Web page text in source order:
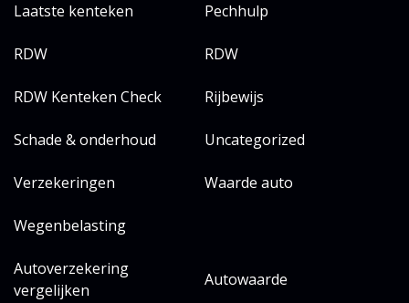
Laatste kenteken Pechhulp
RDW RDW
RDW Kenteken Check Rijbewijs
Schade & onderhoud Uncategorized
Verzekeringen Waarde auto
Wegenbelasting
Autoverzekering
vergelijken
Autowaarde